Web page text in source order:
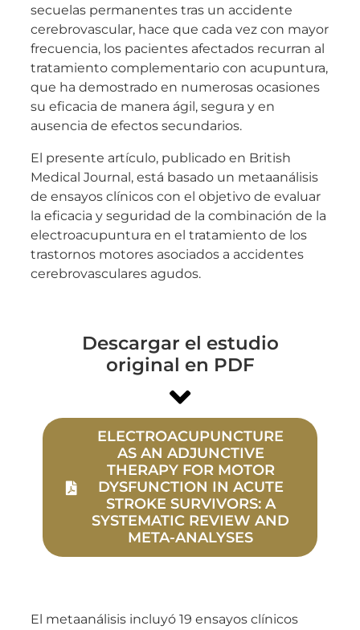
secuelas permanentes tras un accidente
cerebrovascular, hace que cada vez con mayor
frecuencia, los pacientes afectados recurran al
tratamiento complementario con acupuntura,
que ha demostrado en numerosas ocasiones
su eficacia de manera ágil, segura y en
ausencia de efectos secundarios.
El presente artículo, publicado en British
Medical Journal, está basado un metaanálisis
de ensayos clínicos con el objetivo de evaluar
la eficacia y seguridad de la combinación de la
electroacupuntura en el tratamiento de los
trastornos motores asociados a accidentes
cerebrovasculares agudos.
Descargar el estudio
original en PDF
ELECTROACUPUNCTURE
AS AN ADJUNCTIVE
THERAPY FOR MOTOR
DYSFUNCTION IN ACUTE
STROKE SURVIVORS: A
SYSTEMATIC REVIEW AND
META-ANALYSES
El metaanálisis incluyó 19 ensayos clínicos